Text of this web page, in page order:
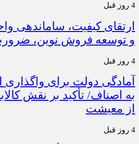
4 روز قبل
ارتقای کیفیت، ساماندهی
و توسعه فروش نوین،
4 روز قبل
آمادگی دولت برای واگذاری
به اصناف/ تأکید بر نقش
از معیشت
4 روز قبل